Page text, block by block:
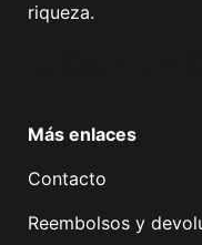
riqueza.
Más enlaces
Contacto
Reembolsos y